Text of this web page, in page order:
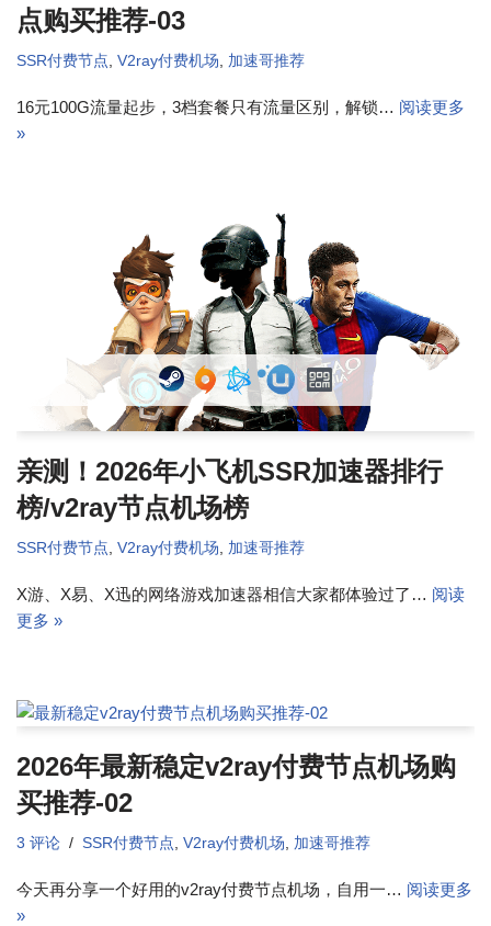
点购买推荐-03
SSR付费节点, V2ray付费机场, 加速哥推荐
16元100G流量起步，3档套餐只有流量区别，解锁… 阅读更多
»
亲测！2026年小飞机SSR加速器排行
榜/v2ray节点机场榜
SSR付费节点 V2ray付费机场 加速哥推荐
X游、X易、X迅的网络游戏加速器相信大家都体验过了… 阅读
更多 »
2026年最新稳定v2ray付费节点机场购
买推荐-02
3 评论 SSR付费节点 V2ray付费机场 加速哥推荐
今天再分享一个好用的v2ray付费节点机场，自用一… 阅读更多
»